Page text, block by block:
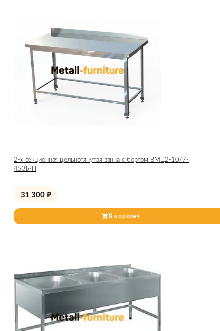
2-х секционная цельнотянутая ванна с бортом ВМЦ2-10/7-
453Б-П
31 300 ₽
В корзину